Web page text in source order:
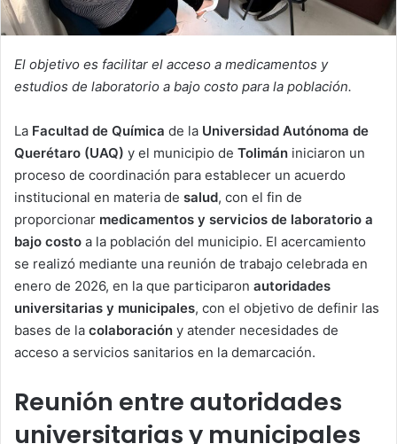
El objetivo es facilitar el acceso a medicamentos y
estudios de laboratorio a bajo costo para la población.
La Facultad de Química de la Universidad Autónoma de
Querétaro (UAQ) y el municipio de Tolimán iniciaron un
proceso de coordinación para establecer un acuerdo
institucional en materia de salud, con el fin de
proporcionar medicamentos y servicios de laboratorio a
bajo costo a la población del municipio. El acercamiento
se realizó mediante una reunión de trabajo celebrada en
enero de 2026, en la que participaron autoridades
universitarias y municipales, con el objetivo de definir las
bases de la colaboración y atender necesidades de
acceso a servicios sanitarios en la demarcación.
Reunión entre autoridades
universitarias y municipales